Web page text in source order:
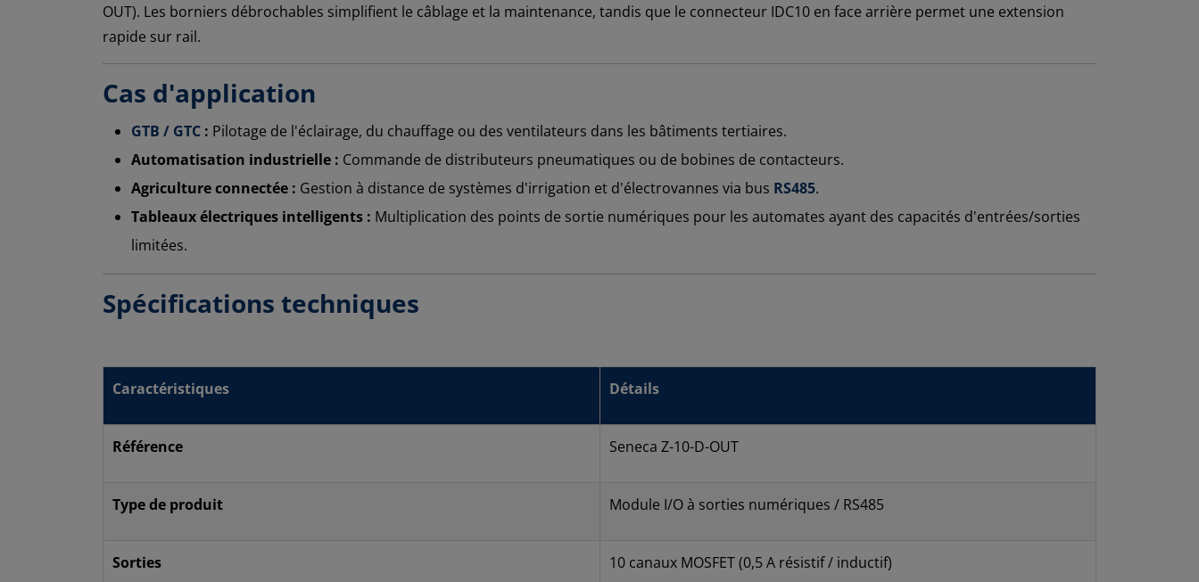
OUT). Les borniers débrochables simplifient le câblage et la maintenance, tandis que le connecteur IDC10 en face arrière permet une extension
rapide sur rail.
Cas d'application
GTB / GTC : Pilotage de l'éclairage, du chauffage ou des ventilateurs dans les bâtiments tertiaires.
Automatisation industrielle : Commande de distributeurs pneumatiques ou de bobines de contacteurs.
Agriculture connectée : Gestion à distance de systèmes d'irrigation et d'électrovannes via bus RS485.
Tableaux électriques intelligents : Multiplication des points de sortie numériques pour les automates ayant des capacités d'entrées/sorties
limitées.
Spécifications techniques
Caractéristiques Détails
Référence Seneca Z-10-D-OUT
Type de produit Module I/O à sorties numériques / RS485
Sorties 10 canaux MOSFET (0,5 A résistif / inductif)